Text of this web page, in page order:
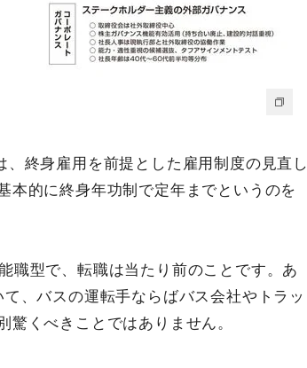
終身雇用を前提とした雇用制度の見直し
本的に終身年功制で定年までというのを
職型で、転職は当たり前のことです。あ
、バスの運転手ならばバス会社やトラッ
くべきことではありません。